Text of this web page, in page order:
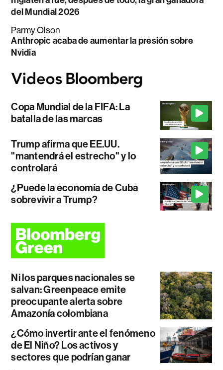
del Mundial 2026
Parmy Olson
Anthropic acaba de aumentar la presión sobre
Nvidia
Copa Mundial de la FIFA: La
batalla de las marcas
Trump afirma que EE.UU.
"mantendrá el estrecho" y lo
controlará
¿Puede la economía de Cuba
sobrevivir a Trump?
Ni los parques nacionales se
salvan: Greenpeace emite
preocupante alerta sobre
Amazonía colombiana
¿Cómo invertir ante el fenómeno
de El Niño? Los activos y
sectores que podrían ganar